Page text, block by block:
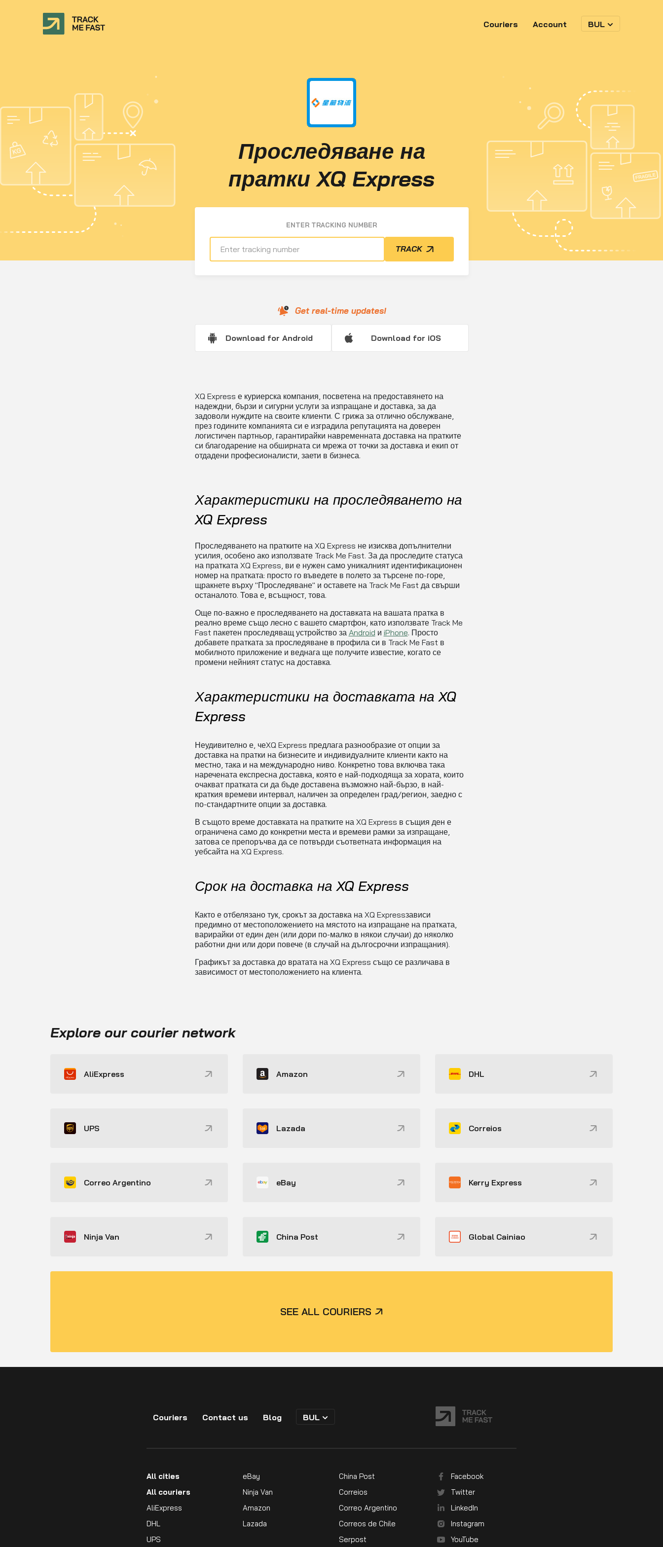
Couriers Account BUL
Проследяване на
пратки XQ Express
ENTER TRACKING NUMBER
TRACK
Get real-time updates!
Download for Android Download for iOS
XQ Express е куриерска компания, посветена на предоставянето на
надеждни, бързи и сигурни услуги за изпращане и доставка, за да
задоволи нуждите на своите клиенти. С грижа за отлично обслужване,
през годините компанията си е изградила репутацията на доверен
логистичен партньор, гарантирайки навременната доставка на пратките
си благодарение на обширната си мрежа от точки за доставка и екип от
отдадени професионалисти, заети в бизнеса.
Характеристики на проследяването на
XQ Express
Проследяването на пратките на XQ Express не изисква допълнителни
усилия, особено ако използвате Track Me Fast. За да проследите статуса
на пратката XQ Express, ви е нужен само уникалният идентификационен
номер на пратката: просто го въведете в полето за търсене по-горе,
щракнете върху "Проследяване" и оставете на Track Me Fast да свърши
останалото. Това е, всъщност, това.
Още по-важно е проследяването на доставката на вашата пратка в
реално време също лесно с вашето смартфон, като използвате Track Me
Fast пакетен проследяващ устройство за Android и iPhone. Просто
добавете пратката за проследяване в профила си в Track Me Fast в
мобилното приложение и веднага ще получите известие, когато се
промени нейният статус на доставка.
Характеристики на доставката на XQ
Express
Неудивително е, чеXQ Express предлага разнообразие от опции за
доставка на пратки на бизнесите и индивидуалните клиенти както на
местно, така и на международно ниво. Конкретно това включва така
наречената експресна доставка, която е най-подходяща за хората, които
очакват пратката си да бъде доставена възможно най-бързо, в най-
краткия времеви интервал, наличен за определен град/регион, заедно с
по-стандартните опции за доставка.
В същото време доставката на пратките на XQ Express в същия ден е
ограничена само до конкретни места и времеви рамки за изпращане,
затова се препоръчва да се потвърди съответната информация на
уебсайта на XQ Express.
Срок на доставка на XQ Express
Както е отбелязано тук, срокът за доставка на XQ Expressзависи
предимно от местоположението на мястото на изпращане на пратката,
варирайки от един ден (или дори по-малко в някои случаи) до няколко
работни дни или дори повече (в случай на дългосрочни изпращания).
Графикът за доставка до вратата на XQ Express също се различава в
зависимост от местоположението на клиента.
Explore our courier network
AliExpress Amazon DHL
UPS Lazada Correios
Correo Argentino eBay Kerry Express
Ninja Van China Post Global Cainiao
SEE ALL COURIERS
Couriers Contact us Blog BUL
All cities
All couriers
AliExpress
DHL
UPS
eBay
Ninja Van
Amazon
Lazada
China Post
Correios
Correo Argentino
Correos de Chile
Serpost
Facebook
Twitter
LinkedIn
Instagram
YouTube